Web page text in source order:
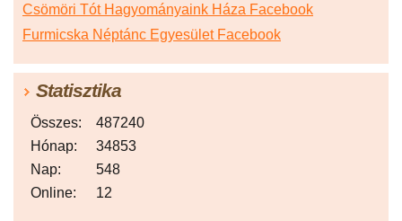
Csömöri Tót Hagyományaink Háza Facebook
Furmicska Néptánc Egyesület Facebook
Statisztika
Online: 12
Összes:
487240
Hónap:
34853
Nap:
548